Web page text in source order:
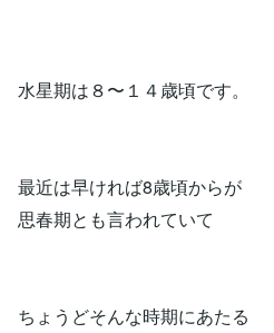
水星期は８〜１４歳頃です。
最近は早ければ8歳頃からが
思春期とも言われていて
ちょうどそんな時期にあたる